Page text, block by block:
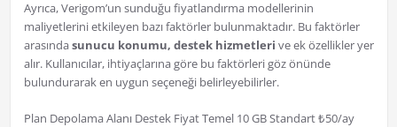
Ayrıca, Verigom’un sunduğu fiyatlandırma modellerinin
maliyetlerini etkileyen bazı faktörler bulunmaktadır. Bu faktörler
arasındasunucu konumu, destek hizmetleri ve ek özellikler yer
alır. Kullanıcılar, ihtiyaçlarına göre bu faktörleri göz önünde
bulundurarak en uygun seçeneği belirleyebilirler.
Plan Depolama Alanı Destek Fiyat Temel 10 GB Standart ₺50/ay